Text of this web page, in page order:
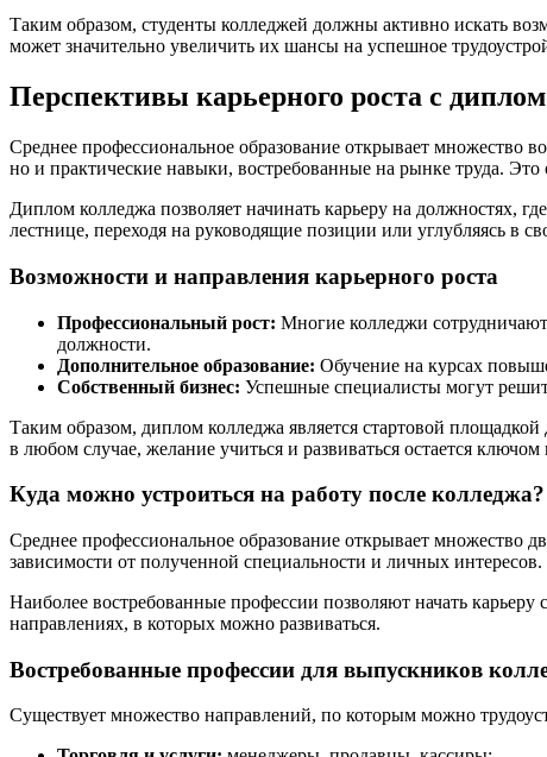
Таким образом, студенты колледжей должны активно искать
может значительно увеличить их шансы на успешное
Перспективы карьерного роста с
Среднее профессиональное образование открывает множество
но и практические навыки, востребованные на рынке труда.
Диплом колледжа позволяет начинать карьеру на должностях,
лестнице, переходя на руководящие позиции или углубляясь в
Возможности и направления карьерного роста
Профессиональный рост: Многие колледжи
должности.
Дополнительное образование: Обучение на курсах
Собственный бизнес: Успешные специалисты могут
Таким образом, диплом колледжа является стартовой
в любом случае, желание учиться и развиваться остается ключом
Куда можно устроиться на работу после колледжа?
Среднее профессиональное образование открывает множество
зависимости от полученной специальности и личных интересов.
Наиболее востребованные профессии позволяют начать
направлениях, в которых можно развиваться.
Востребованные профессии для выпускников
Существует множество направлений, по которым можно